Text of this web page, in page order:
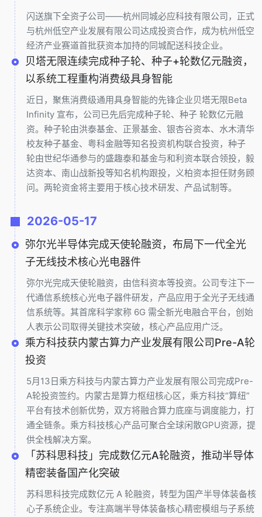
闪送旗下全资子公司——杭州同城必应科技有限公司，正式
与杭州低空产业发展有限公司达成投资合作，成为杭州低空
经济产业赛道首批获资本加持的同城配送科技企业。
贝塔无限连续完成种子轮、种子+轮数亿元融资，
以系统工程重构消费级具身智能
近日，聚焦消费级通用具身智能的先锋企业贝塔无限Beta
Infinity 宣布，公司已先后完成种子轮、种子 轮数亿元融
资。种子轮由洪泰基金、正景基金、银杏谷资本、水木清华
校友种子基金、粤科金融等知名投资机构联合投资，种子
轮由世纪华通参与的盛趣泰和基金与和利资本联合领投，毅
达资本、南山战新投等知名机构跟投，义柏资本担任财务顾
问。两轮资金将主要用于核心技术研发、产品试制等。
2026-05-17
弥尔光半导体完成天使轮融资，布局下一代全光
子无线技术核心光电器件
弥尔光完成天使轮融资，由信科资本等投资。公司专注下一
代通信系统核心光电子器件研发，产品应用于全光子无线通
信系统等。其首席科学家称 6G 需全新光电融合平台，创始
人表示公司取得关键技术突破，核心产品应用广泛。
乘方科技获内蒙古算力产业发展有限公司Pre-A轮
投资
5月13日乘方科技与内蒙古算力产业发展有限公司完成Pre-
A轮投资签约。内蒙古是算力枢纽核心区，乘方科技“算纽”
平台有技术创新优势，双方将融合算力底座与调度能力，打
通全链条。乘方科技核心产品可聚合全球闲散GPU资源，提
供全栈解决方案。
「苏科思科技」完成数亿元A轮融资，推动半导体
精密装备国产化突破
苏科思科技完成数亿元 A 轮融资，转型为国产半导体装备核
心子系统企业。专注高端半导体装备核心精密模组与子系统